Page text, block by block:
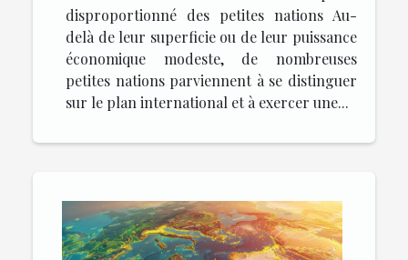
disproportionné des petites nations Au-
delà de leur superficie ou de leur puissance
économique modeste, de nombreuses
petites nations parviennent à se distinguer
sur le plan international et à exercer une...